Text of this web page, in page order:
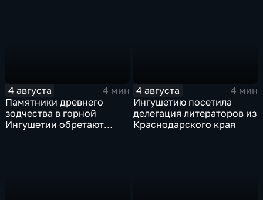
4 августа
4 мин
Памятники древнего
зодчества в горной
Ингушетии обретают
4 августа
4 мин
Ингушетию посетила
делегация литераторов из
Краснодарского края